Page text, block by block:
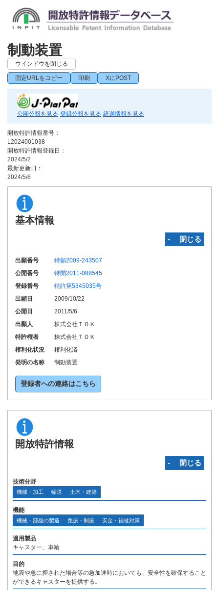
制動装置
ウインドウを閉じる
固定URLをコピー 印刷 XにPOST
公開公報を見る 登録公報を見る 経過情報を見る
開放特許情報番号：
L2024001038
開放特許情報登録日：
2024/5/2
最新更新日：
2024/5/8
基本情報
‐ 閉じる
出願番号
特願2009-243507
公開番号
特開2011-088545
登録番号
特許第5345035号
出願日
2009/10/22
公開日
2011/5/6
出願人
株式会社ＴＯＫ
特許権者
株式会社ＴＯＫ
権利化状況
権利化済
発明の名称
制動装置
登録者への連絡はこちら
開放特許情報
‐ 閉じる
技術分野
機械・加工 輸送 土木・建築
機能
機械・部品の製造 免振・制振 安全・福祉対策
適用製品
キャスター、車輪
目的
地震や急に押された場合等の急加速時においても、安全性を確保すること
ができるキャスターを提供する。